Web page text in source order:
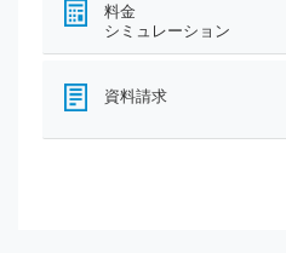
料金
シミュレーション
資料請求